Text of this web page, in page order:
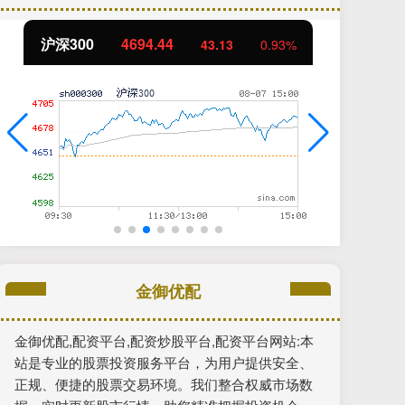
北证50 1134.24 11.37 1.01%
金御优配
金御优配,配资平台,配资炒股平台,配资平台网站:本
站是专业的股票投资服务平台，为用户提供安全、
正规、便捷的股票交易环境。我们整合权威市场数